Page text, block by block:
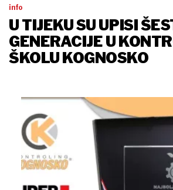
info
U TIJEKU SU UPISI
GENERACIJE U
ŠKOLU KOGNOSKO